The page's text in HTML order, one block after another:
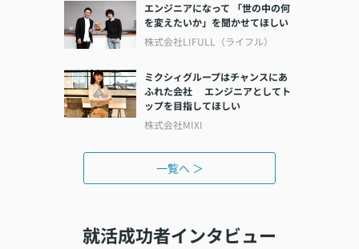
エンジニアになって 「世の中の何
を変えたいか」を聞かせてほしい
株式会社LIFULL（ライフル）
ミクシィグループはチャンスにあ
ふれた会社 エンジニアとしてト
ップを目指してほしい
株式会社MIXI
一覧へ ＞
就活成功者インタビュー